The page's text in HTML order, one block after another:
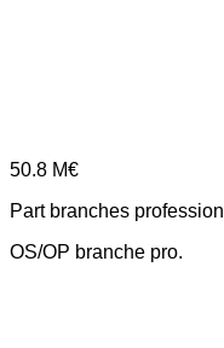
50.8 M€
Part branches
OS/OP branche pro.